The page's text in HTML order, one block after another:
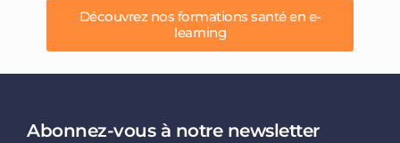
Découvrez nos formations santé en e-
learning
Abonnez-vous à notre newsletter